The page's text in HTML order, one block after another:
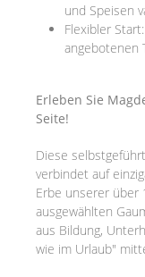
und Speisen
Flexibler
angebotenen
Erleben Sie
Seite!
Diese
verbindet auf
Erbe unserer
ausgewählten
aus Bildung,
wie im Urlaub"